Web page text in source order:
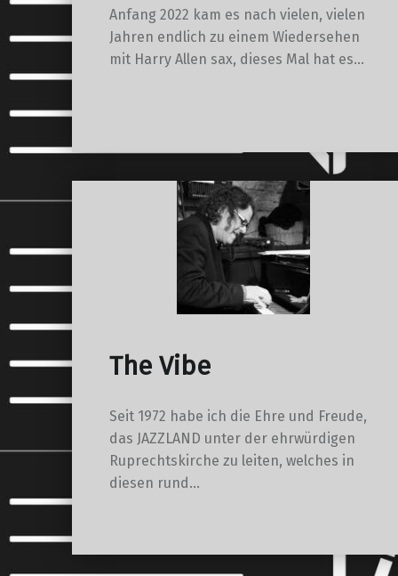
Anfang 2022 kam es nach vielen, vielen
Jahren endlich zu einem Wiedersehen
mit Harry Allen sax, dieses Mal hat es…
The Vibe
Seit 1972 habe ich die Ehre und Freude,
das JAZZLAND unter der ehrwürdigen
Ruprechtskirche zu leiten, welches in
diesen rund…